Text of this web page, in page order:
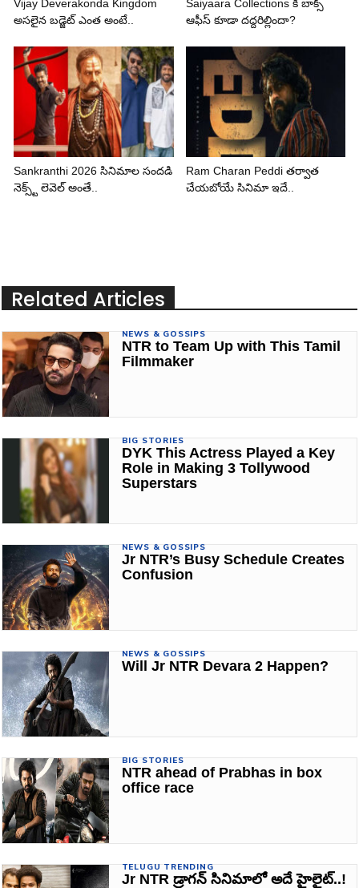
Vijay Deverakonda Kingdom
అసలైన బడ్జెట్ ఎంత అంటే..
Saiyaara Collections కి బాక్స్
ఆఫీస్ కూడా దద్దరిల్లిందా?
Sankranthi 2026 సినిమాల సందడి
నెక్స్ట్ లెవెల్ అంతే..
Ram Charan Peddi తర్వాత
చేయబోయే సినిమా ఇదే..
Related Articles
NEWS & GOSSIPS
NTR to Team Up with This Tamil
Filmmaker
BIG STORIES
DYK This Actress Played a Key
Role in Making 3 Tollywood
Superstars
NEWS & GOSSIPS
Jr NTR’s Busy Schedule Creates
Confusion
NEWS & GOSSIPS
Will Jr NTR Devara 2 Happen?
BIG STORIES
NTR ahead of Prabhas in box
office race
TELUGU TRENDING
Jr NTR డ్రాగన్ సినిమాలో అదే హైలైట్..!